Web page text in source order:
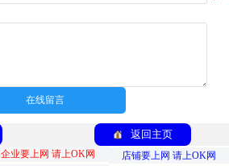
在线留言
返回主页
企业要上网 请上OK网
店铺要上网 请上OK网